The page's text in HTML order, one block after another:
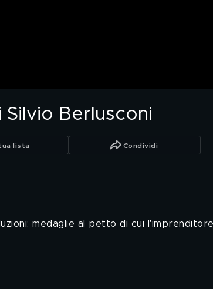
Berlusconi
lista Condividi
medaglie al petto di cui